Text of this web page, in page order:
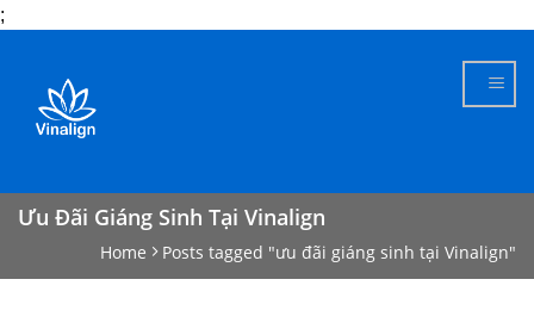
;
content
Ưu Đãi Giáng Sinh Tại Vinalign
Home Posts tagged "ưu đãi giáng sinh tại Vinalign"